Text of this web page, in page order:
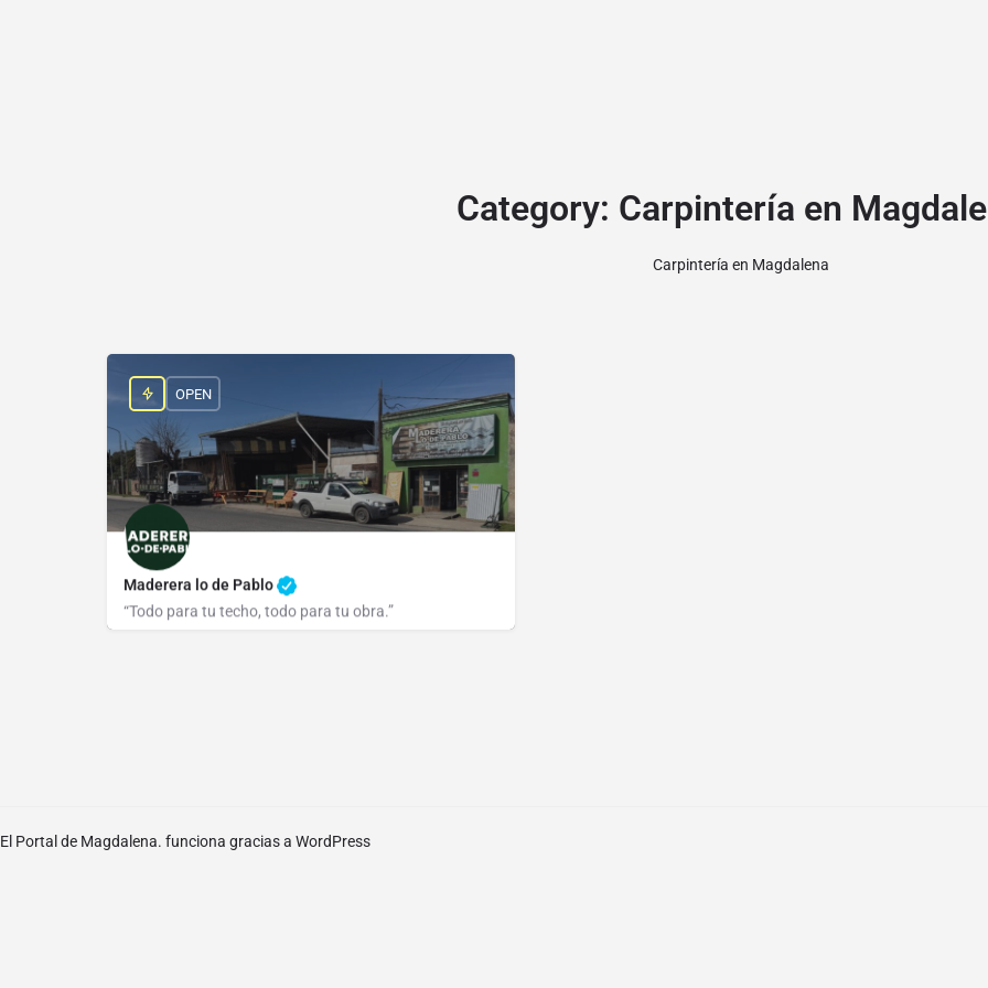
Category: Carpintería en
Carpintería en Magdalena
Maderera lo de Pablo
“Todo para tu techo, todo para tu obra.”
OPEN
El Portal de Magdalena. funciona gracias a WordPress